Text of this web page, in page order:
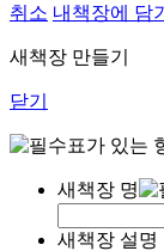
취소 내책장에 담기
새책장 만들기
닫기
표가 있는
새책장 명
새책장 설명